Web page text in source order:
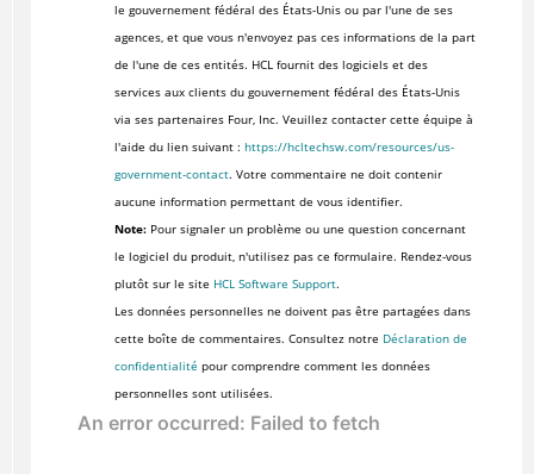
le gouvernement fédéral des États-Unis ou par l'une de ses
agences, et que vous n'envoyez pas ces informations de la part
de l'une de ces entités. HCL fournit des logiciels et des
services aux clients du gouvernement fédéral des États-Unis
via ses partenaires Four, Inc. Veuillez contacter cette équipe à
l'aide du lien suivant : https://hcltechsw.com/resources/us-
government-contact. Votre commentaire ne doit contenir
aucune information permettant de vous identifier.
Note:Pour signaler un problème ou une question concernant
le logiciel du produit, n'utilisez pas ce formulaire. Rendez-vous
plutôt sur le site HCL Software Support.
Les données personnelles ne doivent pas être partagées dans
cette boîte de commentaires. Consultez notre Déclaration de
confidentialité pour comprendre comment les données
personnelles sont utilisées.